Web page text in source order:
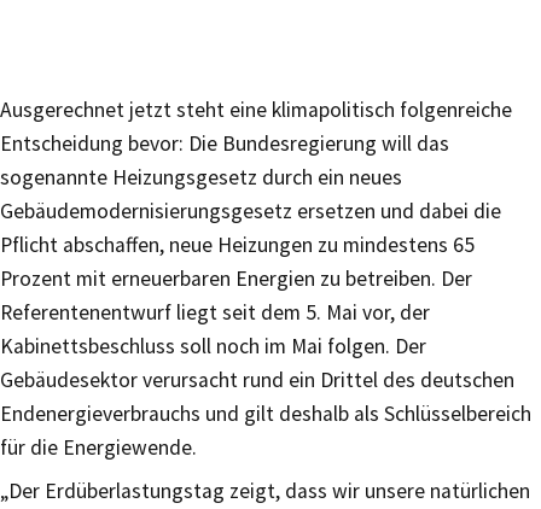
Ausgerechnet jetzt steht eine klimapolitisch folgenreiche
Entscheidung bevor: Die Bundesregierung will das
sogenannte Heizungsgesetz durch ein neues
Gebäudemodernisierungsgesetz ersetzen und dabei die
Pflicht abschaffen, neue Heizungen zu mindestens 65
Prozent mit erneuerbaren Energien zu betreiben. Der
Referentenentwurf liegt seit dem 5. Mai vor, der
Kabinettsbeschluss soll noch im Mai folgen. Der
Gebäudesektor verursacht rund ein Drittel des deutschen
Endenergieverbrauchs und gilt deshalb als Schlüsselbereich
für die Energiewende.
„Der Erdüberlastungstag zeigt, dass wir unsere natürlichen